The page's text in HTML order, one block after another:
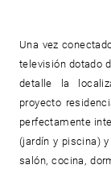
Una vez
televisión dotado
detalle la
proyecto
perfectamente
(jardín y piscina)
salón, cocina,